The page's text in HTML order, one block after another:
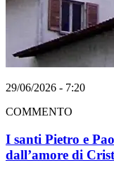
29/06/2026 - 7:20
COMMENTO
I santi Pietro e
dall’amore di